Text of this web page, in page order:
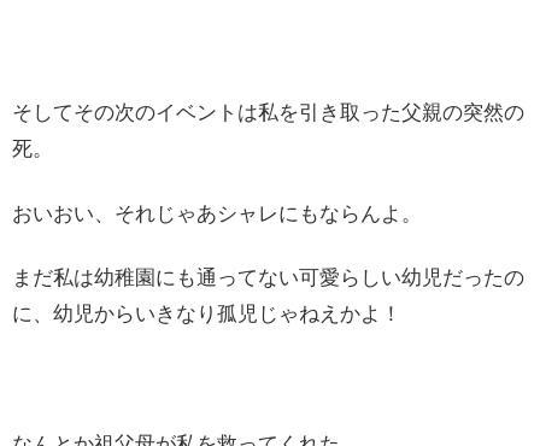
そしてその次のイベントは私を引き取った父親の突然の
死。
おいおい、それじゃあシャレにもならんよ。
まだ私は幼稚園にも通ってない可愛らしい幼児だったの
に、幼児からいきなり孤児じゃねえかよ！